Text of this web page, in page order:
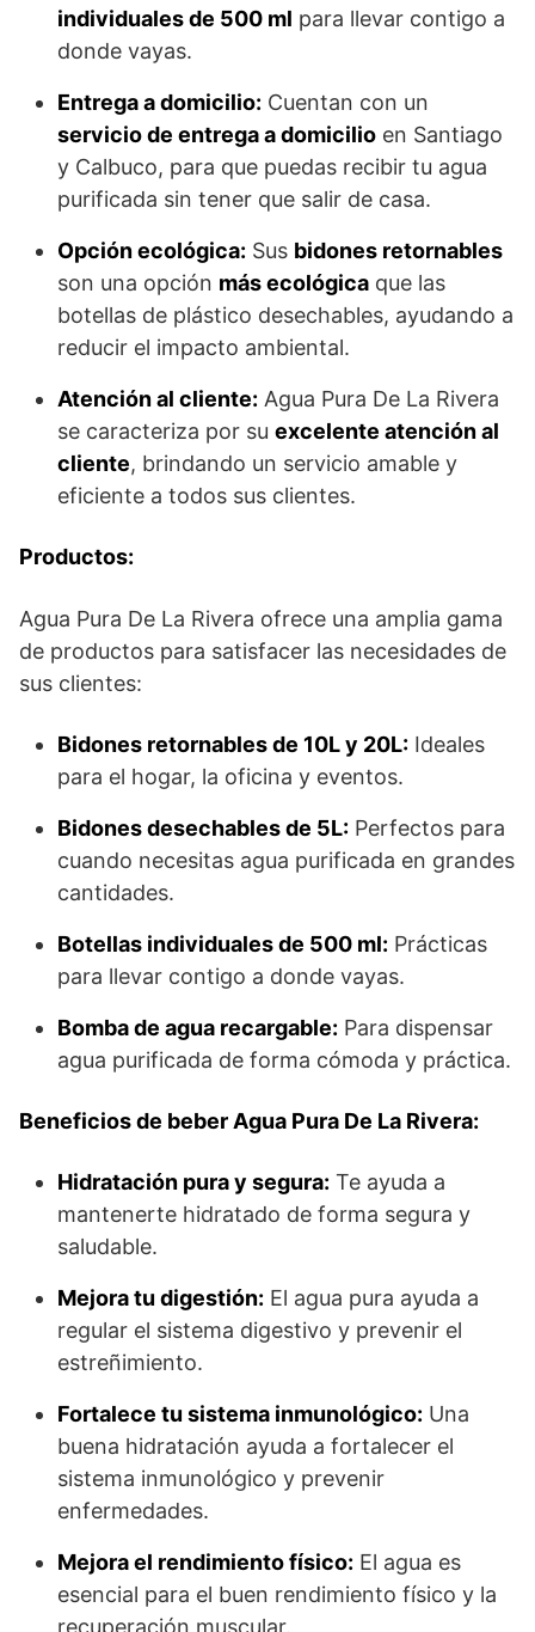
individuales de 500 ml para llevar contigo a
donde vayas.
Entrega a domicilio: Cuentan con un
servicio de entrega a domicilio en Santiago
y Calbuco, para que puedas recibir tu agua
purificada sin tener que salir de casa.
Opción ecológica: Sus bidones retornables
son una opción más ecológica que las
botellas de plástico desechables, ayudando a
reducir el impacto ambiental.
Atención al cliente: Agua Pura De La Rivera
se caracteriza por su excelente atención al
cliente, brindando un servicio amable y
eficiente a todos sus clientes.
Productos:
Agua Pura De La Rivera ofrece una amplia gama
de productos para satisfacer las necesidades de
sus clientes:
Bidones retornables de 10L y 20L: Ideales
para el hogar, la oficina y eventos.
Bidones desechables de 5L: Perfectos para
cuando necesitas agua purificada en grandes
cantidades.
Botellas individuales de 500 ml: Prácticas
para llevar contigo a donde vayas.
Bomba de agua recargable: Para dispensar
agua purificada de forma cómoda y práctica.
Beneficios de beber Agua Pura De La Rivera:
Hidratación pura y segura: Te ayuda a
mantenerte hidratado de forma segura y
saludable.
Mejora tu digestión: El agua pura ayuda a
regular el sistema digestivo y prevenir el
estreñimiento.
Fortalece tu sistema inmunológico: Una
buena hidratación ayuda a fortalecer el
sistema inmunológico y prevenir
enfermedades.
Mejora el rendimiento físico: El agua es
esencial para el buen rendimiento físico y la
recuperación muscular.